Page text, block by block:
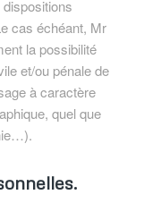
cas échéant, Mr
la possibilité
et/ou pénale de
à caractère
quel que